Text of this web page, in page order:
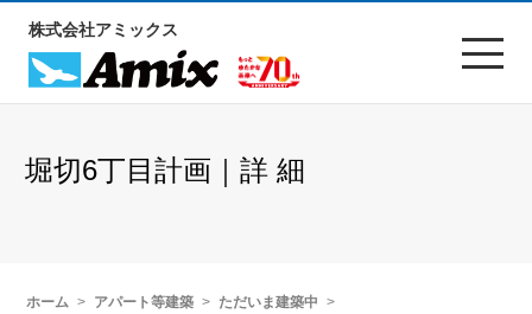
株式会社アミックス
堀切6丁目計画｜詳 細
ホーム アパート等建築
ただいま建築中